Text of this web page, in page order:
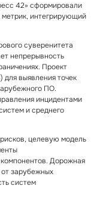
42» сформировали
интегрирующий
суверенитета
непрерывность
Проект
для выявления точек
ПО.
инцидентами
и среднего
целевую модель
Дорожная
зарубежных
систем